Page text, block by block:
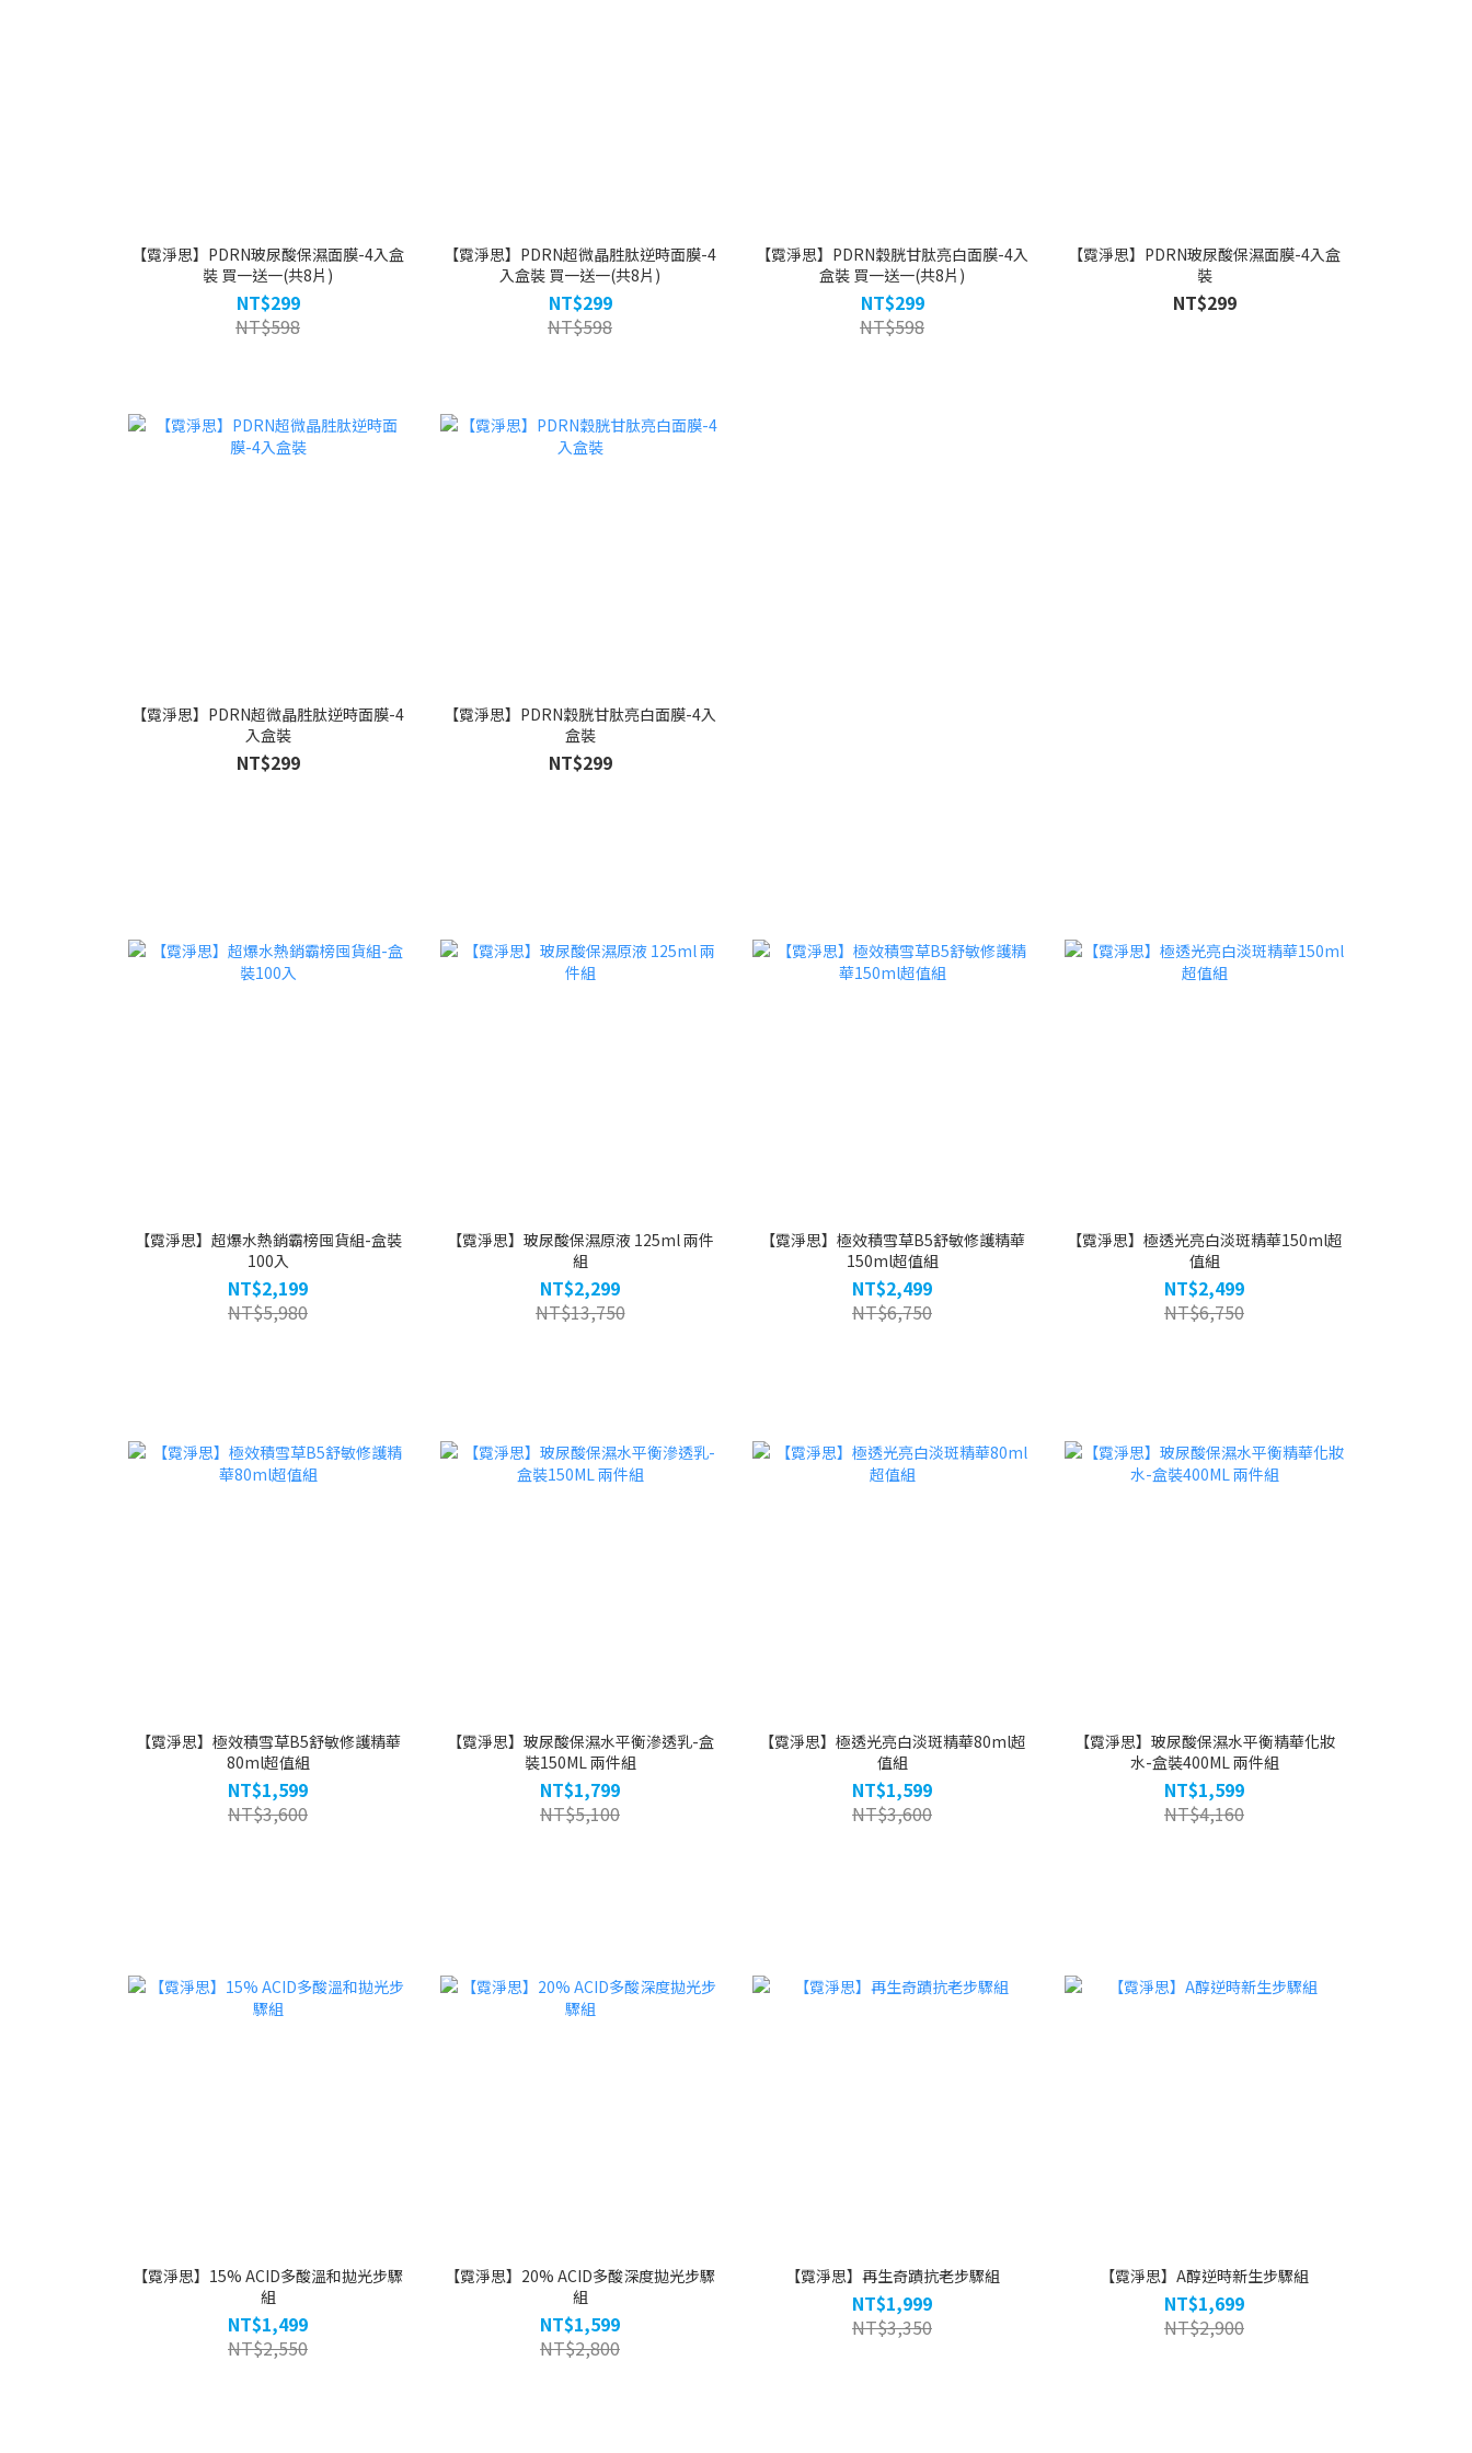
【霓淨思】PDRN玻尿酸保濕面膜-4入盒
裝 買一送一(共8片)
NT$299
NT$598
【霓淨思】PDRN超微晶胜肽逆時面膜-4
入盒裝 買一送一(共8片)
NT$299
NT$598
【霓淨思】PDRN穀胱甘肽亮白面膜-4入
盒裝 買一送一(共8片)
NT$299
NT$598
【霓淨思】PDRN玻尿酸保濕面膜-4入盒
裝
NT$299
【霓淨思】PDRN超微晶胜肽逆時面膜-4
入盒裝
NT$299
【霓淨思】PDRN穀胱甘肽亮白面膜-4入
盒裝
NT$299
【霓淨思】超爆水熱銷霸榜囤貨組-盒裝
100入
NT$2,199
NT$5,980
【霓淨思】玻尿酸保濕原液 125ml 兩件
組
NT$2,299
NT$13,750
【霓淨思】極效積雪草B5舒敏修護精華
150ml超值組
NT$2,499
NT$6,750
【霓淨思】極透光亮白淡斑精華150ml超
值組
NT$2,499
NT$6,750
【霓淨思】極效積雪草B5舒敏修護精華
80ml超值組
NT$1,599
NT$3,600
【霓淨思】玻尿酸保濕水平衡滲透乳-盒
裝150ML 兩件組
NT$1,799
NT$5,100
【霓淨思】極透光亮白淡斑精華80ml超
值組
NT$1,599
NT$3,600
【霓淨思】玻尿酸保濕水平衡精華化妝
水-盒裝400ML 兩件組
NT$1,599
NT$4,160
【霓淨思】15% ACID多酸溫和拋光步驟
組
NT$1,499
NT$2,550
【霓淨思】20% ACID多酸深度拋光步驟
組
NT$1,599
NT$2,800
【霓淨思】再生奇蹟抗老步驟組
NT$1,999
NT$3,350
【霓淨思】A醇逆時新生步驟組
NT$1,699
NT$2,900